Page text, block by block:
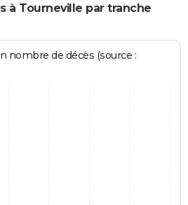
à Tourneville par tranche
nombre de décès (source :